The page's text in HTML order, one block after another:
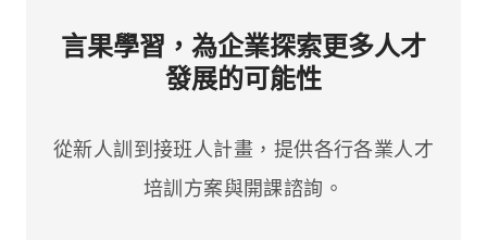
言果學習，為企業探索更多人才
發展的可能性
從新人訓到接班人計畫，提供各行各業人才
培訓方案與開課諮詢。